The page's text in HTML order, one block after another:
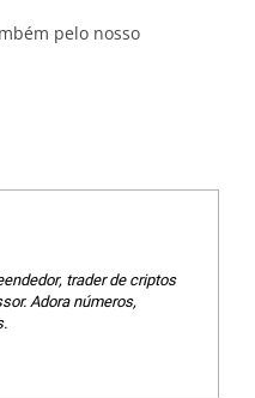
pelo nosso
trader de criptos
Adora números,